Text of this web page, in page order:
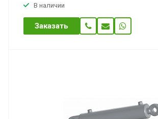
В наличии
Заказать